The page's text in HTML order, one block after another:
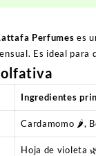
Perfumes es
Es ideal
Ingredientes
Cardamomo 🌶️,
Hoja de violeta